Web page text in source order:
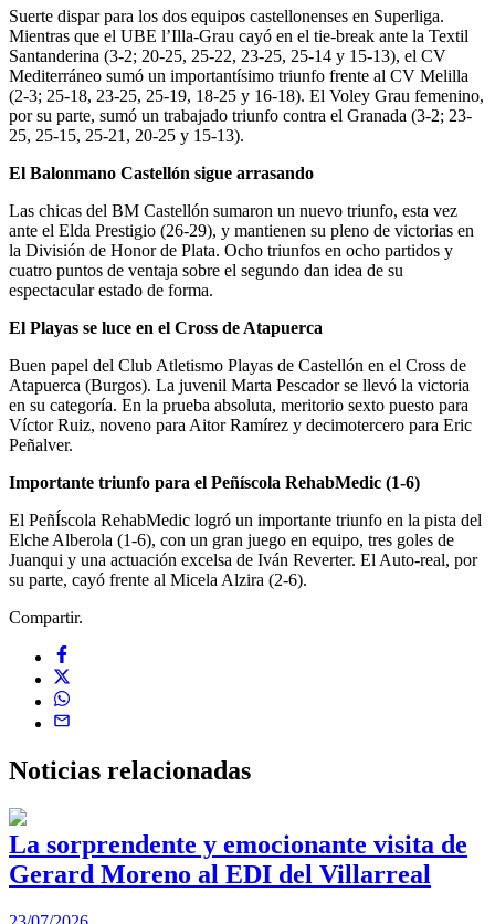
Suerte dispar para los dos equipos castellonenses en Superliga.
Mientras que el UBE l’Illa-Grau cayó en el tie-break ante la Textil
Santanderina (3-2; 20-25, 25-22, 23-25, 25-14 y 15-13), el CV
Mediterráneo sumó un importantísimo triunfo frente al CV Melilla
(2-3; 25-18, 23-25, 25-19, 18-25 y 16-18). El Voley Grau femenino,
por su parte, sumó un trabajado triunfo contra el Granada (3-2; 23-
25, 25-15, 25-21, 20-25 y 15-13).
El Balonmano Castellón sigue arrasando
Las chicas del BM Castellón sumaron un nuevo triunfo, esta vez
ante el Elda Prestigio (26-29), y mantienen su pleno de victorias en
la División de Honor de Plata. Ocho triunfos en ocho partidos y
cuatro puntos de ventaja sobre el segundo dan idea de su
espectacular estado de forma.
El Playas se luce en el Cross de Atapuerca
Buen papel del Club Atletismo Playas de Castellón en el Cross de
Atapuerca (Burgos). La juvenil Marta Pescador se llevó la victoria
en su categoría. En la prueba absoluta, meritorio sexto puesto para
Víctor Ruiz, noveno para Aitor Ramírez y decimotercero para Eric
Peñalver.
Importante triunfo para el Peñíscola RehabMedic (1-6)
El PeñÍscola RehabMedic logró un importante triunfo en la pista del
Elche Alberola (1-6), con un gran juego en equipo, tres goles de
Juanqui y una actuación excelsa de Iván Reverter. El Auto-real, por
su parte, cayó frente al Micela Alzira (2-6).
Compartir.
Noticias relacionadas
La sorprendente y emocionante visita de
Gerard Moreno al EDI del Villarreal